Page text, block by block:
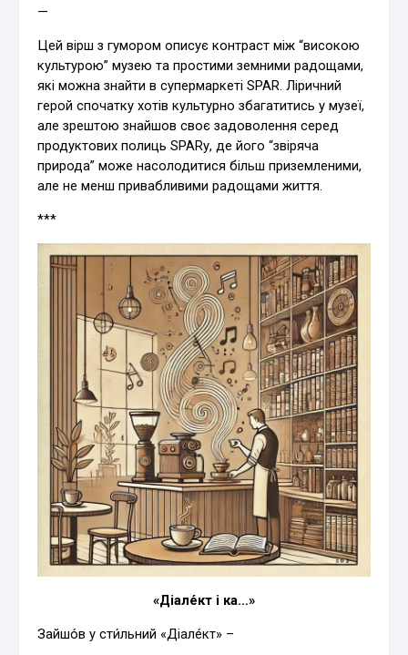
—
Цей вірш з гумором описує контраст між “високою
культурою” музею та простими земними радощами,
які можна знайти в супермаркеті SPAR. Ліричний
герой спочатку хотів культурно збагатитись у музеї,
але зрештою знайшов своє задоволення серед
продуктових полиць SPARу, де його “звіряча
природа” може насолодитися більш приземленими,
але не менш привабливими радощами життя.
***
«Діале́кт і ка…»
Зайшо́в у сти́льний «Діале́кт» –